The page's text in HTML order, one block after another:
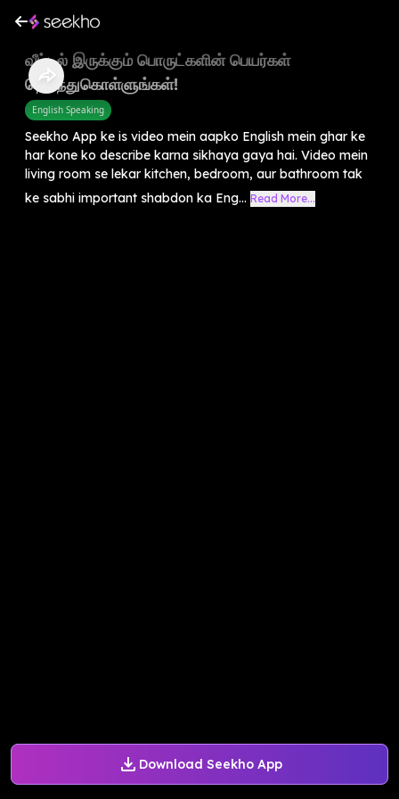
Download Seekho App
வீட்டில் இருக்கும் பொருட்களின் பெயர்கள்
தெரிந்துகொள்ளுங்கள்!
English Speaking
Seekho App ke is video mein aapko English mein ghar ke
har kone ko describe karna sikhaya gaya hai. Video mein
living room se lekar kitchen, bedroom, aur bathroom tak
ke sabhi important shabdon ka Eng... Read More...